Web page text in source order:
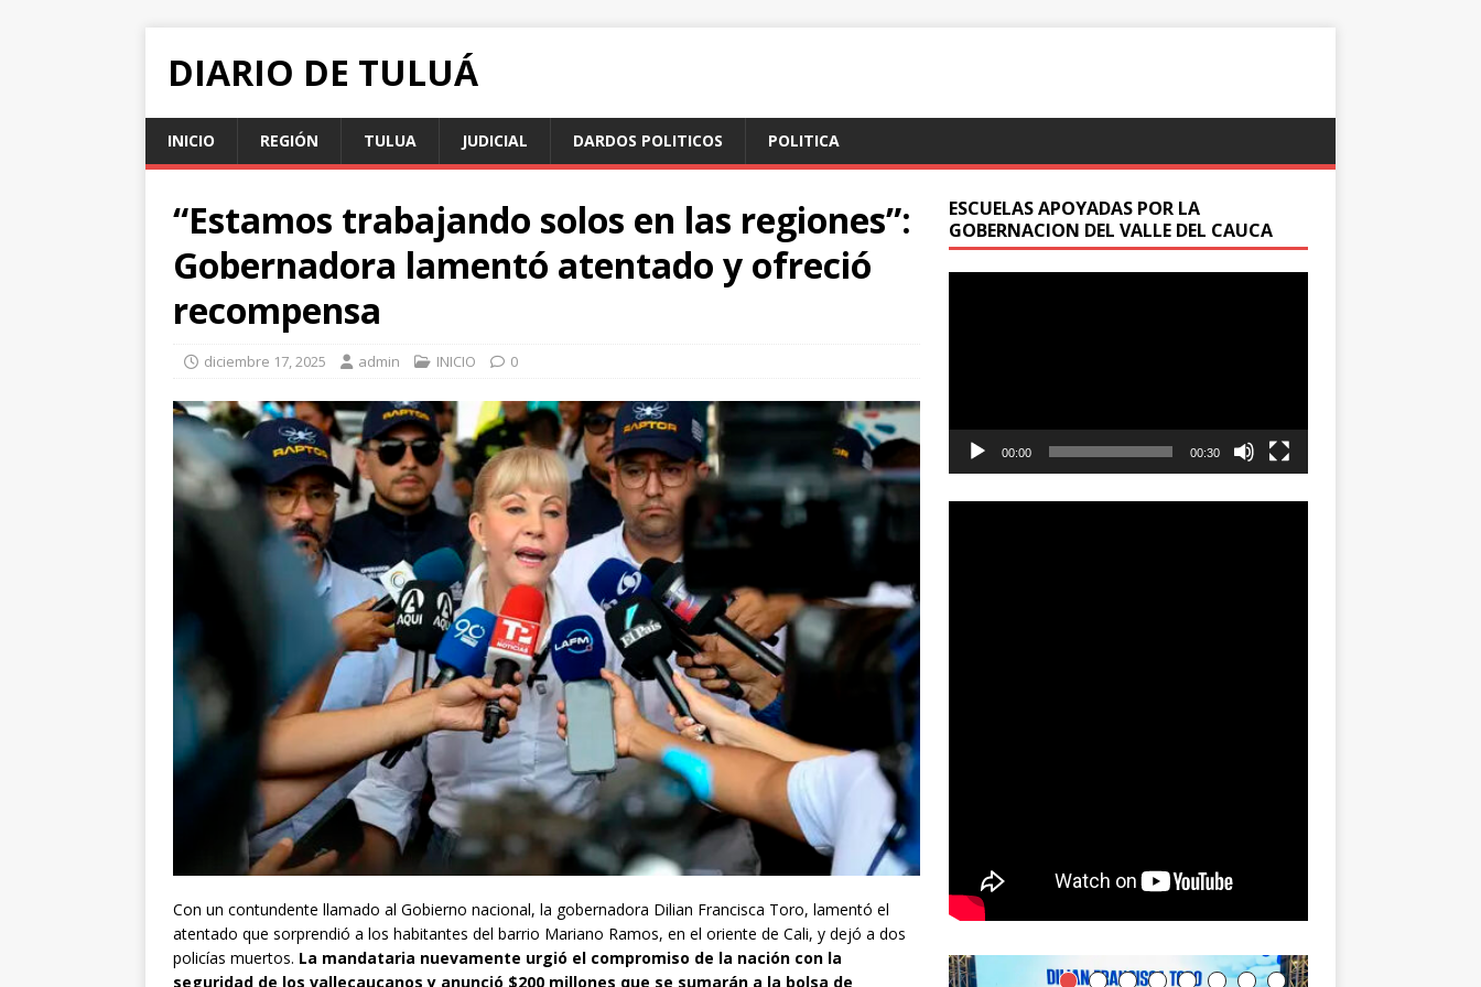
DIARIO DE TULUÁ
INICIO REGIÓN TULUA JUDICIAL DARDOS POLITICOS POLITICA
“Estamos trabajando solos en las regiones”:
Gobernadora lamentó atentado y ofreció
recompensa
diciembre 17, 2025 admin INICIO 0
Con un contundente llamado al Gobierno nacional, la gobernadora Dilian Francisca Toro, lamentó el
atentado que sorprendió a los habitantes del barrio Mariano Ramos, en el oriente de Cali, y dejó a dos
policías muertos. La mandataria nuevamente urgió el compromiso de la nación con la
seguridad de los vallecaucanos y anunció $200 millones que se sumarán a la bolsa de
ESCUELAS APOYADAS POR LA
GOBERNACION DEL VALLE DEL CAUCA
00:00 00:30